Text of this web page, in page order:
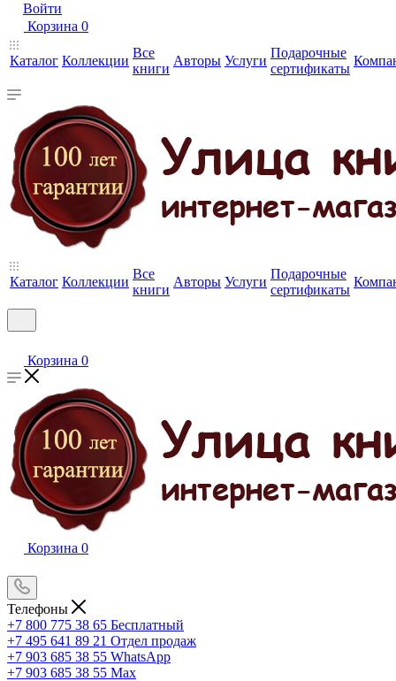
Войти
Корзина 0
Каталог Коллекции
Все
книги
Авторы Услуги
Подарочные
сертификаты
Каталог Коллекции
Все
книги
Авторы Услуги
Подарочные
сертификаты
Корзина 0
Корзина 0
Телефоны
+7 800 775 38 65 Бесплатный
+7 495 641 89 21 Отдел продаж
+7 903 685 38 55 WhatsApp
+7 903 685 38 55 Max